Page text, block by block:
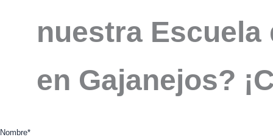
nuestra
en Gajanejos?
Nombre*